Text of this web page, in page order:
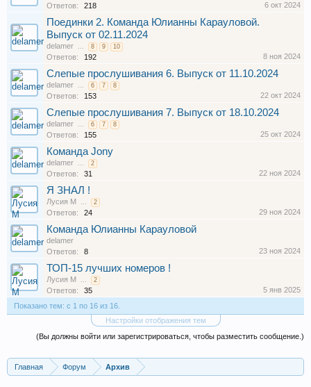
Ответов: 218 6 окт 2024
Поединки 2. Команда Юлианны Карауловой.
Выпуск от 02.11.2024
delamer ... 8 9 10
Ответов: 192 8 ноя 2024
Слепые прослушивания 6. Выпуск от 11.10.2024
delamer ... 6 7 8
Ответов: 153 22 окт 2024
Слепые прослушивания 7. Выпуск от 18.10.2024
delamer ... 6 7 8
Ответов: 155 25 окт 2024
Команда Jony
delamer ... 2
Ответов: 31 22 ноя 2024
Я ЗНАЛ !
Лусия М ... 2
Ответов: 24 29 ноя 2024
Команда Юлианны Карауловой
delamer
Ответов:
8 23 ноя 2024
ТОП-15 лучших номеров !
Лусия М ... 2
Ответов: 35
5 янв 2025
Показано тем: с 1 по 16 из 16.
Настройки отображения тем
(Вы должны войти или зарегистрироваться, чтобы разместить сообщение.)
Главная Форум Архив